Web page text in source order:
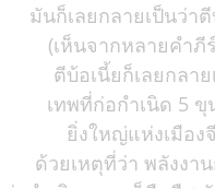
มันก็เลยกลายเป็นว่าตี
(เห็นจากหลายคำภี
ตีบ้อเนี้ยก็เลยกลา
เทพที่ก่อกำเนิด 5 ขุ
ยิ่งใหญ่แห่งเมือง
ด้วยเหตุที่ว่า พลังงา